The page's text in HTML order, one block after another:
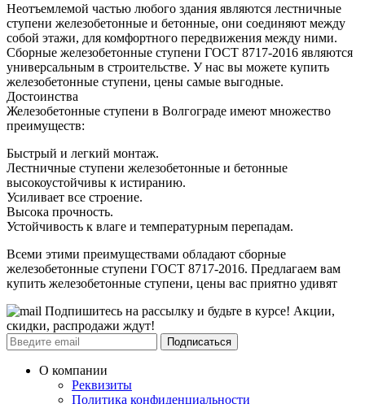
Неотъемлемой частью любого здания являются лестничные
ступени железобетонные и бетонные, они соединяют между
собой этажи, для комфортного передвижения между ними.
Сборные железобетонные ступени ГОСТ 8717-2016 являются
универсальным в строительстве. У нас вы можете купить
железобетонные ступени, цены самые выгодные.
Достоинства
Железобетонные ступени в Волгограде имеют множество
преимуществ:
Быстрый и легкий монтаж.
Лестничные ступени железобетонные и бетонные
высокоустойчивы к истиранию.
Усиливает все строение.
Высока прочность.
Устойчивость к влаге и температурным перепадам.
Всеми этими преимуществами обладают сборные
железобетонные ступени ГОСТ 8717-2016. Предлагаем вам
купить железобетонные ступени, цены вас приятно удивят
Подпишитесь на рассылку и будьте в курсе! Акции,
скидки, распродажи ждут!
Подписаться
О компании
Реквизиты
Политика конфиденциальности